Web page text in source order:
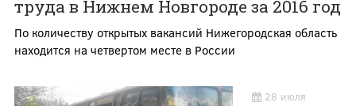
труда в Нижнем Новгороде за 2016 год
По количеству открытых вакансий Нижегородская область
находится на четвертом месте в России
28 июля